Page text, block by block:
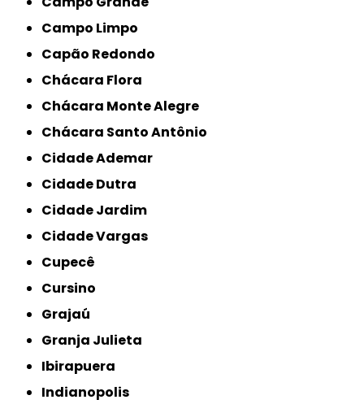
Campo Limpo
Capão Redondo
Chácara Flora
Chácara Monte Alegre
Chácara Santo Antônio
Cidade Ademar
Cidade Dutra
Cidade Jardim
Cidade Vargas
Cupecê
Cursino
Grajaú
Granja Julieta
Ibirapuera
Indianopolis